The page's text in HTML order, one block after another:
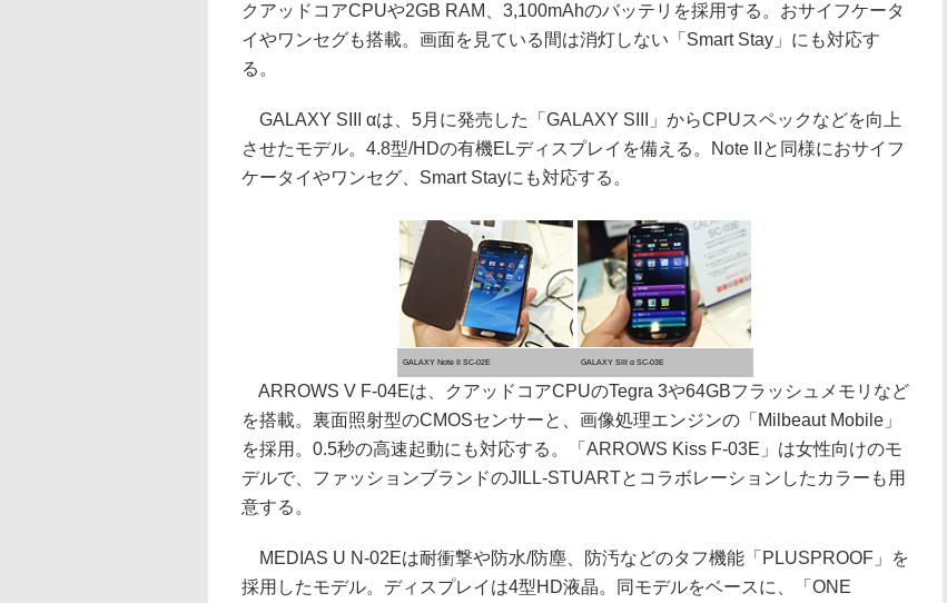
クアッドコアCPUや2GB RAM、3,100mAhのバッテリを採用する。おサイフケータ
イやワンセグも搭載。画面を見ている間は消灯しない「Smart Stay」にも対応す
る。
GALAXY SIII αは、5月に発売した「GALAXY SIII」からCPUスペックなどを向上
させたモデル。4.8型/HDの有機ELディスプレイを備える。Note IIと同様におサイフ
ケータイやワンセグ、Smart Stayにも対応する。
GALAXY Note II SC-02E GALAXY SIII α SC-03E
ARROWS V F-04Eは、クアッドコアCPUのTegra 3や64GBフラッシュメモリなど
を搭載。裏面照射型のCMOSセンサーと、画像処理エンジンの「Milbeaut Mobile」
を採用。0.5秒の高速起動にも対応する。「ARROWS Kiss F-03E」は女性向けのモ
デルで、ファッションブランドのJILL-STUARTとコラボレーションしたカラーも用
意する。
MEDIAS U N-02Eは耐衝撃や防水/防塵、防汚などのタフ機能「PLUSPROOF」を
採用したモデル。ディスプレイは4型HD液晶。同モデルをベースに、「ONE